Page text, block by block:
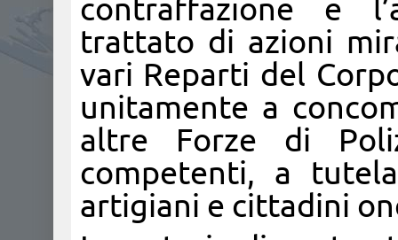
contraffazione e
trattato di azioni
vari Reparti del
unitamente a
altre Forze di
competenti, a
artigiani e cittadini